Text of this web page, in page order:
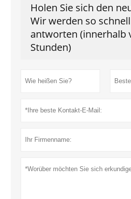
Holen Sie sich den
Wir werden so
antworten (innerhalb
Stunden)